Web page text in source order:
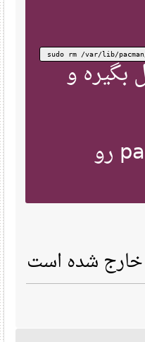
sudo rm /var/lib/
و
جستجو کردم. اگر نشد توصیه کردن pacman رو
شده است